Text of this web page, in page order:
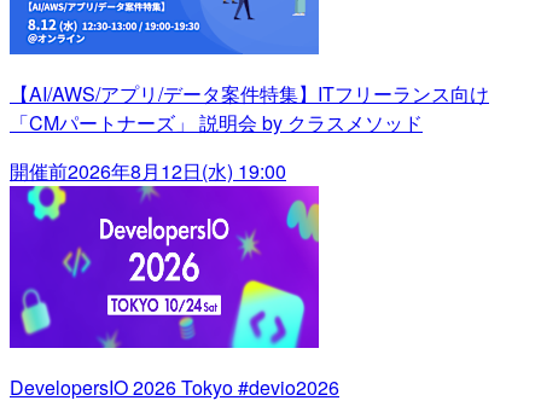
【AI/AWS/アプリ/データ案件特集】ITフリーランス向け
「CMパートナーズ」 説明会 by クラスメソッド
開催前2026年8月12日(水) 19:00
DevelopersIO 2026 Tokyo #devio2026